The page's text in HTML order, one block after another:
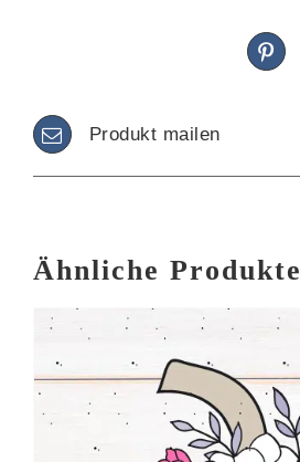
Produkt mailen
Ähnliche Produkte